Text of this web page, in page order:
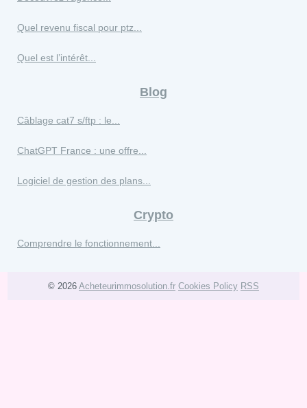
Quel revenu fiscal pour ptz...
Quel est l’intérêt...
Blog
Câblage cat7 s/ftp : le...
ChatGPT France : une offre...
Logiciel de gestion des plans...
Crypto
Comprendre le fonctionnement...
© 2026 Acheteurimmosolution.fr Cookies Policy RSS